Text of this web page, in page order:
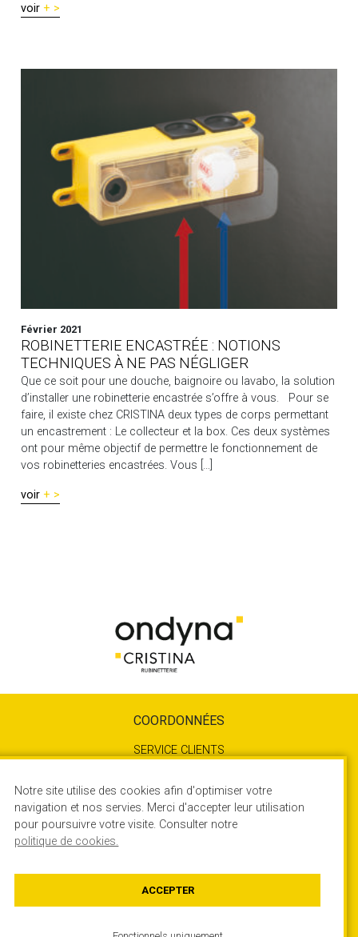
Notre site utilise des cookies afin d'optimiser votre
navigation et nos servies. Merci d'accepter leur utilisation
pour poursuivre votre visite. Consulter notre
politique de cookies.
ACCEPTER
voir
Février 2021
ROBINETTERIE ENCASTRÉE : NOTIONS
TECHNIQUES À NE PAS NÉGLIGER
Que ce soit pour une douche, baignoire ou lavabo, la solution
d’installer une robinetterie encastrée s’offre à vous. Pour se
faire, il existe chez CRISTINA deux types de corps permettant
un encastrement : Le collecteur et la box. Ces deux systèmes
ont pour même objectif de permettre le fonctionnement de
vos robinetteries encastrées. Vous […]
voir
COORDONNÉES
SERVICE CLIENTS
04 72 78 85 10
SERVICE TECHNIQUE
04 72 78 85 17
450 Rue Quartz - ZA du Rocher
38780 ESTRABLIN – France